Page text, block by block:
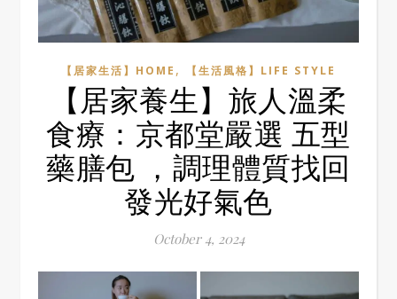
【居家生活】HOME , 【生活風格】LIFE STYLE
【居家養生】旅人溫柔
食療：京都堂嚴選 五型
藥膳包 ，調理體質找回
發光好氣色
October 4, 2024